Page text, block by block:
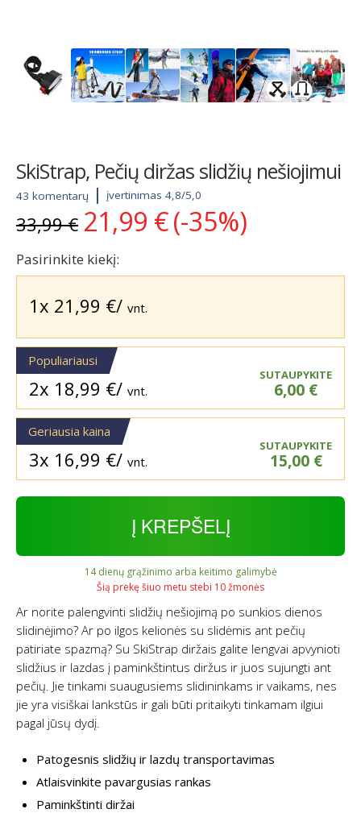
SkiStrap, Pečių diržas slidžių nešiojimui
43 komentarų įvertinimas 4,8/5,0
33,99€ Original
price
was:
33,99 €.
21,99 € Current
price
21,99 €.
(-35%)
Pasirinkite kiekį:
1x 21,99 €/ vnt.
Populiariausi
2x 18,99 €/ vnt.
SUTAUPYKITE
6,00 €
Geriausia kaina
3x 16,99 €/ vnt.
SUTAUPYKITE
15,00 €
Į KREPŠELĮ
14 dienų grąžinimo arba keitimo galimybė
Šią prekę šiuo metu stebi 10 žmonės
Ar norite palengvinti slidžių nešiojimą po sunkios dienos
slidinėjimo? Ar po ilgos kelionės su slidėmis ant pečių
patiriate spazmą? Su SkiStrap diržais galite lengvai apvynioti
slidžius ir lazdas į paminkštintus diržus ir juos sujungti ant
pečių. Jie tinkami suaugusiems slidininkams ir vaikams, nes
jie yra visiškai lankstūs ir gali būti pritaikyti tinkamam ilgiui
pagal jūsų dydį.
Patogesnis slidžių ir lazdų transportavimas
Atlaisvinkite pavargusias rankas
Paminkštinti diržai